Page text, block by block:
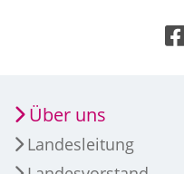
Über uns
Landesleitung